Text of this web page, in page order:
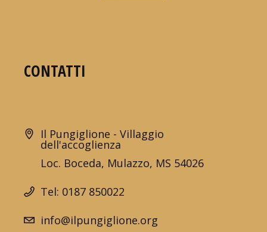
CONTATTI
Il Pungiglione - Villaggio
dell'accoglienza
Loc. Boceda, Mulazzo, MS 54026
Tel: 0187 850022
info@ilpungiglione.org